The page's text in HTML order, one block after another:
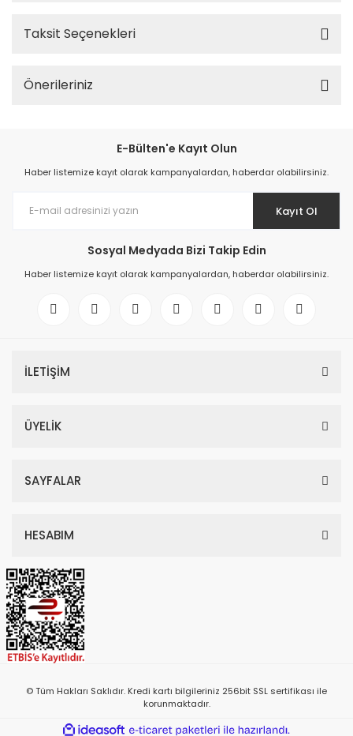
Taksit Seçenekleri
Önerileriniz
E-Bülten'e Kayıt Olun
Haber listemize kayıt olarak kampanyalardan, haberdar olabilirsiniz.
Kayıt Ol
Sosyal Medyada Bizi Takip Edin
Haber listemize kayıt olarak kampanyalardan, haberdar olabilirsiniz.
İLETİŞİM
ÜYELİK
SAYFALAR
HESABIM
© Tüm Hakları Saklıdır. Kredi kartı bilgileriniz 256bit SSL sertifikası ile
korunmaktadır.
ideasoft e-